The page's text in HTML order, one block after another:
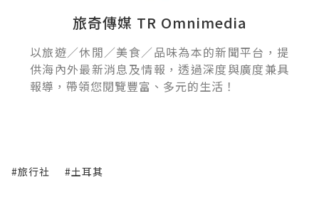
旅奇傳媒 TR Omnimedia
以旅遊／休閒／美食／品味為本的新聞平台，提
供海內外最新消息及情報，透過深度與廣度兼具
報導，帶領您閱覽豐富、多元的生活！
#旅行社 #土耳其